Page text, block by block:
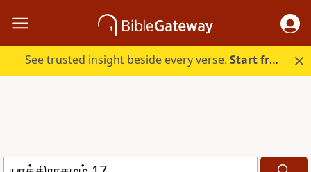
See trusted insight beside every verse.Start free.